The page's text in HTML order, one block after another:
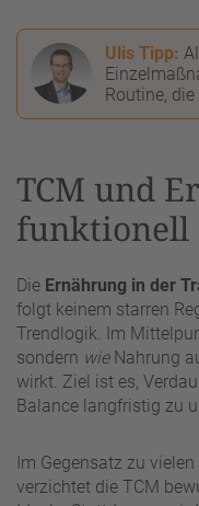
Ulis Tipp:
Routine,
TCM und
funktionell
Die Ernährung in der
folgt keinem starren
Trendlogik. Im
sondern wieNahrung
wirkt. Ziel ist es,
Balance langfristig zu
Im Gegensatz zu
verzichtet die TCM